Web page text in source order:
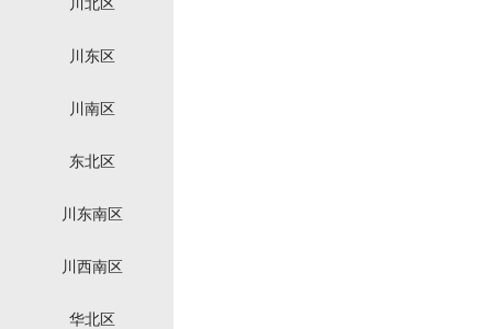
川北区
川东区
川南区
东北区
川东南区
川西南区
华北区